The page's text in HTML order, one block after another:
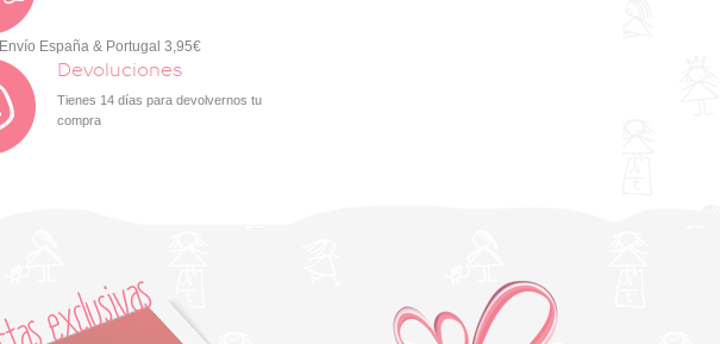
Envío España & Portugal 3,95€
Devoluciones
Tienes 14 días para devolvernos tu
compra